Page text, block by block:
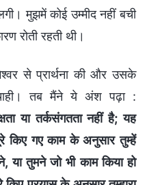
मुझमें कोई उम्मीद नहीं बची
रोती रहती थी।
से प्रार्थना की और उसके
तब मैंने ये अंश पढ़ा :
या तर्कसंगतता नहीं है; यह
पूरे किए गए काम के अनुसार तुम्‍हें
या तुमने जो भी काम किया हो